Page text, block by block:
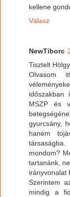
kellene
Válasz
NewTiborc
Tisztelt
Olvasom
MSZP és
gyurcsány,
hanem
mondom?
tartanánk,
irányvonalat
Szerintem
mindig a